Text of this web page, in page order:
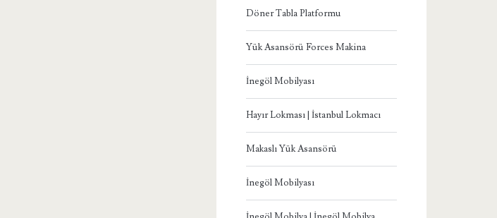
Döner Tabla Platformu
Yük Asansörü Forces Makina
İnegöl Mobilyası
Hayır Lokması | İstanbul Lokmacı
Makaslı Yük Asansörü
İnegöl Mobilyası